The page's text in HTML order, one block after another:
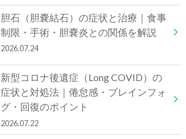
胆石（胆嚢結石）の症状と治療｜食事
制限・手術・胆嚢炎との関係を解説
2026.07.24
新型コロナ後遺症（Long COVID）の
症状と対処法｜倦怠感・ブレインフォ
グ・回復のポイント
2026.07.22